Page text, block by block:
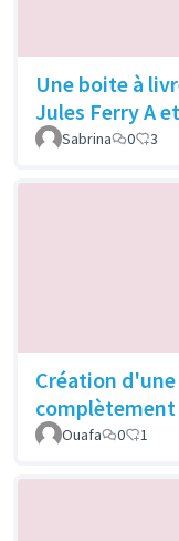
Une boite à
Jules Ferry A
Sabrina 0 3
Création d'une
complètement
Ouafa 0 1